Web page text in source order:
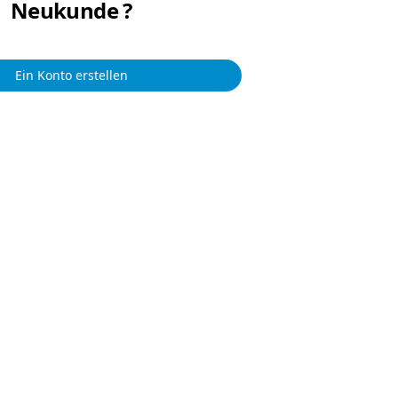
Neukunde ?
Ein Konto erstellen